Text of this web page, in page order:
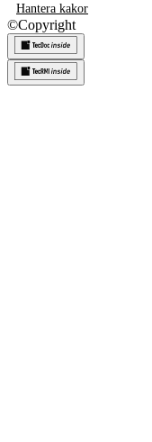
Hantera kakor
©Copyright